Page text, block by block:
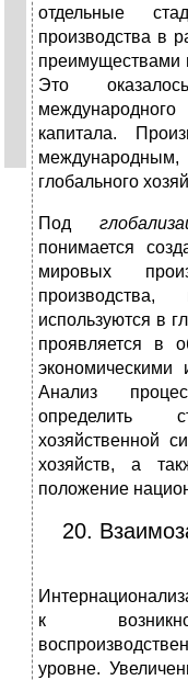
отдельные
производства в
преимуществами
Это
капитала.
глобального
Под
понимается
мировых
производства,
используются в
проявляется в
экономическими
Анализ
определить
хозяйственной
хозяйств, а
положение
20.
к
уровне.